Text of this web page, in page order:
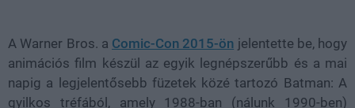
A Warner Bros. a Comic-Con 2015-ön jelentette be, hogy
animációs film készül az egyik legnépszerűbb és a mai
napig a legjelentősebb füzetek közé tartozó Batman: A
gyilkos tréfából, amely 1988-ban (nálunk 1990-ben)